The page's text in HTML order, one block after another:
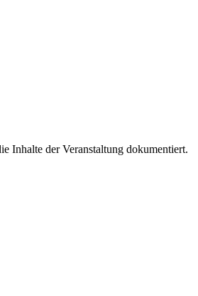
Inhalte der Veranstaltung dokumentiert.